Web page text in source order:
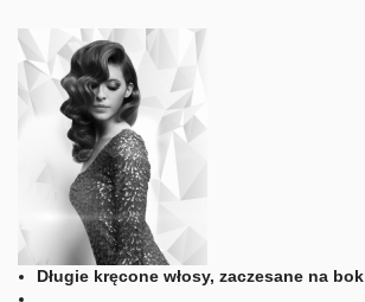
Długie kręcone włosy, zaczesane na bok